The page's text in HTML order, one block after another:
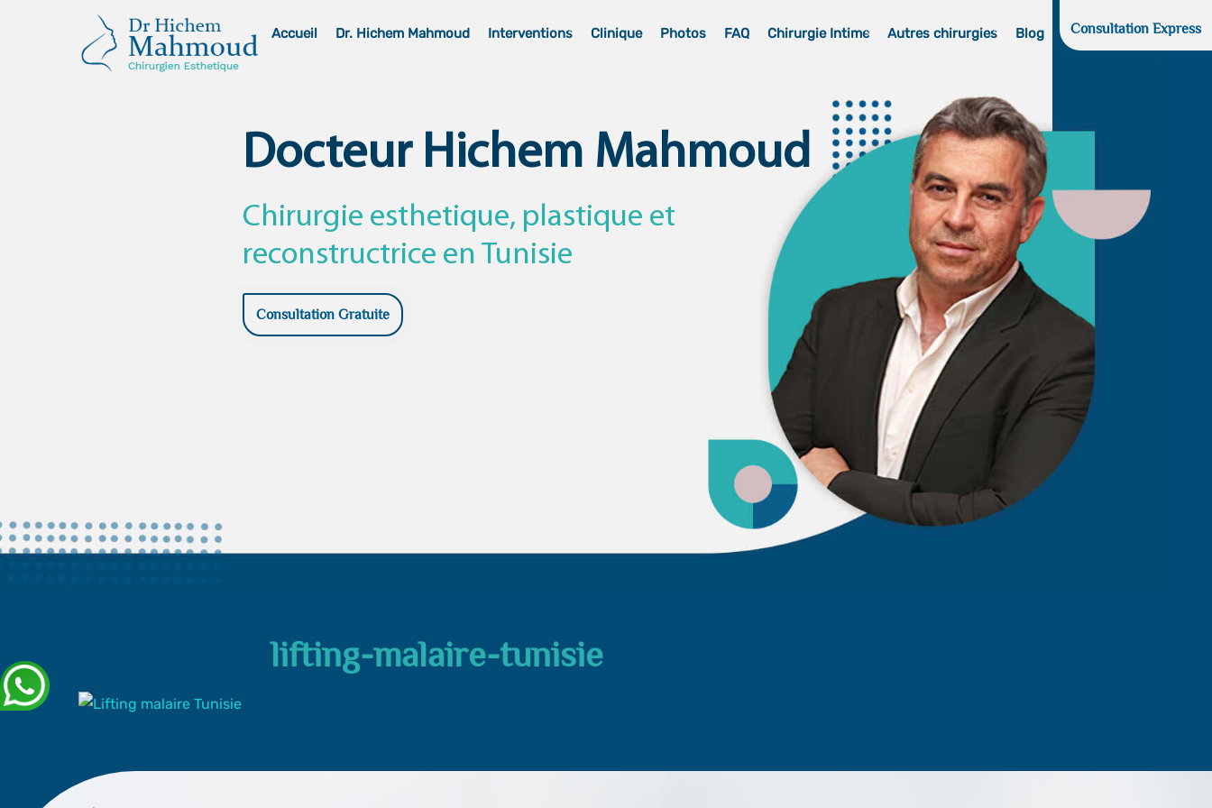
Accueil Dr. Hichem Mahmoud Interventions Clinique Photos FAQ Chirurgie Intime Autres chirurgies Blog Consultation Express
Docteur Hichem Mahmoud
Chirurgie esthetique, plastique et
reconstructrice en Tunisie
Consultation Gratuite
lifting-malaire-tunisie